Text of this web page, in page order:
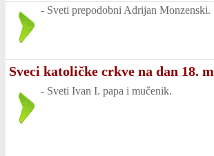
- Sveti prepodobni Adrijan Monzenski.
Sveci katoličke crkve na dan 18.
- Sveti Ivan I. papa i mučenik.